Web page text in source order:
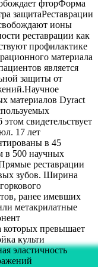
фторФорма
защитаРеставрации
ионы
реставрации как
профилактике
материала
является
защиты от
материалов Dyract
свидетельствует
17 лет
в 45
в 500 научных
реставрации
зубов. Ширина
ранее имевших
метакрилатные
которых превышает
культи
эластичность